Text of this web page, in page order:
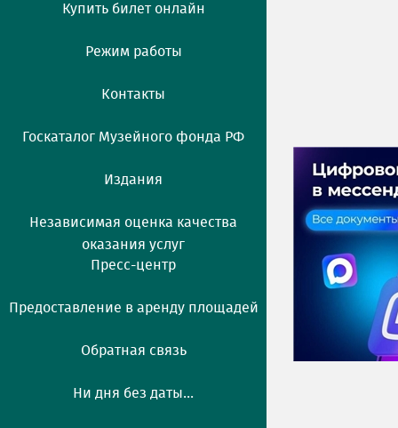
Купить билет онлайн
Режим работы
Контакты
Госкаталог Музейного фонда РФ
Издания
Независимая оценка качества
оказания услуг
Пресс-центр
Предоставление в аренду площадей
Обратная связь
Ни дня без даты...